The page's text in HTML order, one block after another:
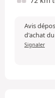
Avis
d'achat
Signaler